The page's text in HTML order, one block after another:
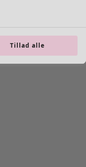
Tillad alle